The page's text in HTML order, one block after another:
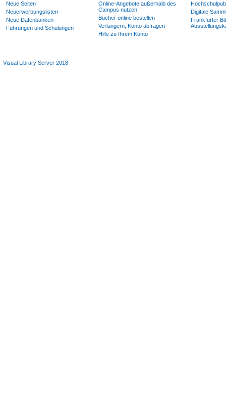
Neue Seiten
Neuerwerbungslisten
Neue Datenbanken
Führungen und Schulungen
Online-Angebote außerhalb des
Campus nutzen
Bücher online bestellen
Verlängern, Konto abfragen
Hilfe zu Ihrem Konto
Digitale
Frankfurter
Visual Library Server 2018